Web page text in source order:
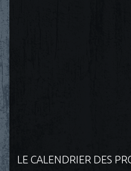
LE CALENDRIER DES